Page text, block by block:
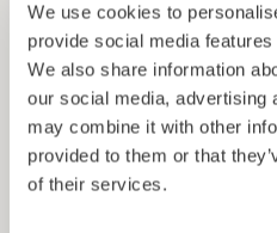
We use cookies to
provide social media
We also share information
our social media, advertising
may combine it with other
provided to them or that
of their services.
6.1%
Invertido = 15157938€
Reservado =
15000
Ya más de la mitad financiado.
Manizales